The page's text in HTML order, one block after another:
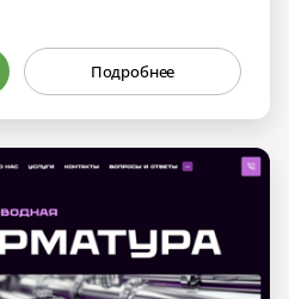
Подробнее